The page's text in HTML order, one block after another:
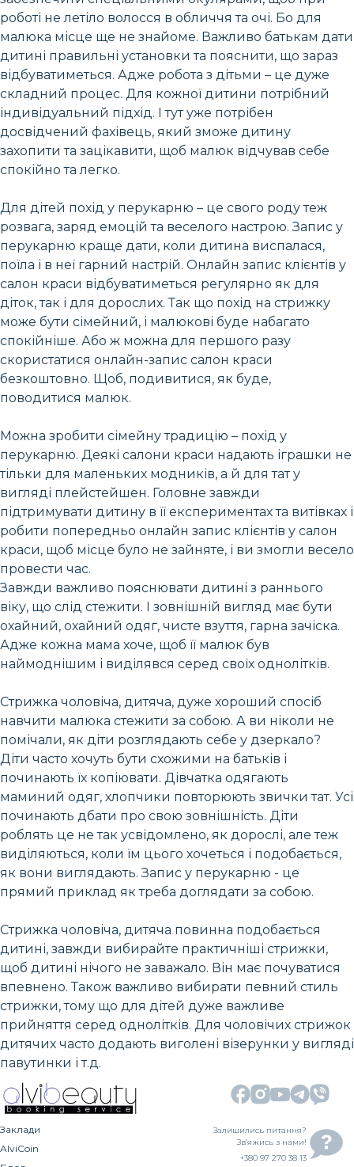
роботі не летіло волосся в обличчя та очі. Бо для
малюка місце ще не знайоме. Важливо батькам дати
дитині правильні установки та пояснити, що зараз
відбуватиметься. Адже робота з дітьми – це дуже
складний процес. Для кожної дитини потрібний
індивідуальний підхід. І тут уже потрібен
досвідчений фахівець, який зможе дитину
захопити та зацікавити, щоб малюк відчував себе
спокійно та легко.
Для дітей похід у перукарню – це свого роду теж
розвага, заряд емоцій та веселого настрою. Запис у
перукарню краще дати, коли дитина виспалася,
поїла і в неї гарний настрій. Онлайн запис клієнтів у
салон краси відбуватиметься регулярно як для
діток, так і для дорослих. Так що похід на стрижку
може бути сімейний, і малюкові буде набагато
спокійніше. Або ж можна для першого разу
скористатися онлайн-запис салон краси
безкоштовно. Щоб, подивитися, як буде,
поводитися малюк.
Можна зробити сімейну традицію – похід у
перукарню. Деякі салони краси надають іграшки не
тільки для маленьких модників, а й для тат у
вигляді плейстейшен. Головне завжди
підтримувати дитину в її експериментах та витівках і
робити попередньо онлайн запис клієнтів у салон
краси, щоб місце було не зайняте, і ви змогли весело
провести час.
Завжди важливо пояснювати дитині з раннього
віку, що слід стежити. І зовнішній вигляд має бути
охайний, охайний одяг, чисте взуття, гарна зачіска.
Адже кожна мама хоче, щоб її малюк був
наймоднішим і виділявся серед своїх однолітків.
Стрижка чоловіча, дитяча, дуже хороший спосіб
навчити малюка стежити за собою. А ви ніколи не
помічали, як діти розглядають себе у дзеркало?
Діти часто хочуть бути схожими на батьків і
починають їх копіювати. Дівчатка одягають
маминий одяг, хлопчики повторюють звички тат. Усі
починають дбати про свою зовнішність. Діти
роблять це не так усвідомлено, як дорослі, але теж
виділяються, коли їм цього хочеться і подобається,
як вони виглядають. Запис у перукарню - це
прямий приклад як треба доглядати за собою.
Стрижка чоловіча, дитяча повинна подобається
дитині, завжди вибирайте практичніші стрижки,
щоб дитині нічого не заважало. Він має почуватися
впевнено. Також важливо вибирати певний стиль
стрижки, тому що для дітей дуже важливе
прийняття серед однолітків. Для чоловічих стрижок
дитячих часто додають виголені візерунки у вигляді
павутинки і т.д.
Заклади
AlviCoin
Залишились питання?
Зв’яжись з нами!
+380 97 270 38 13